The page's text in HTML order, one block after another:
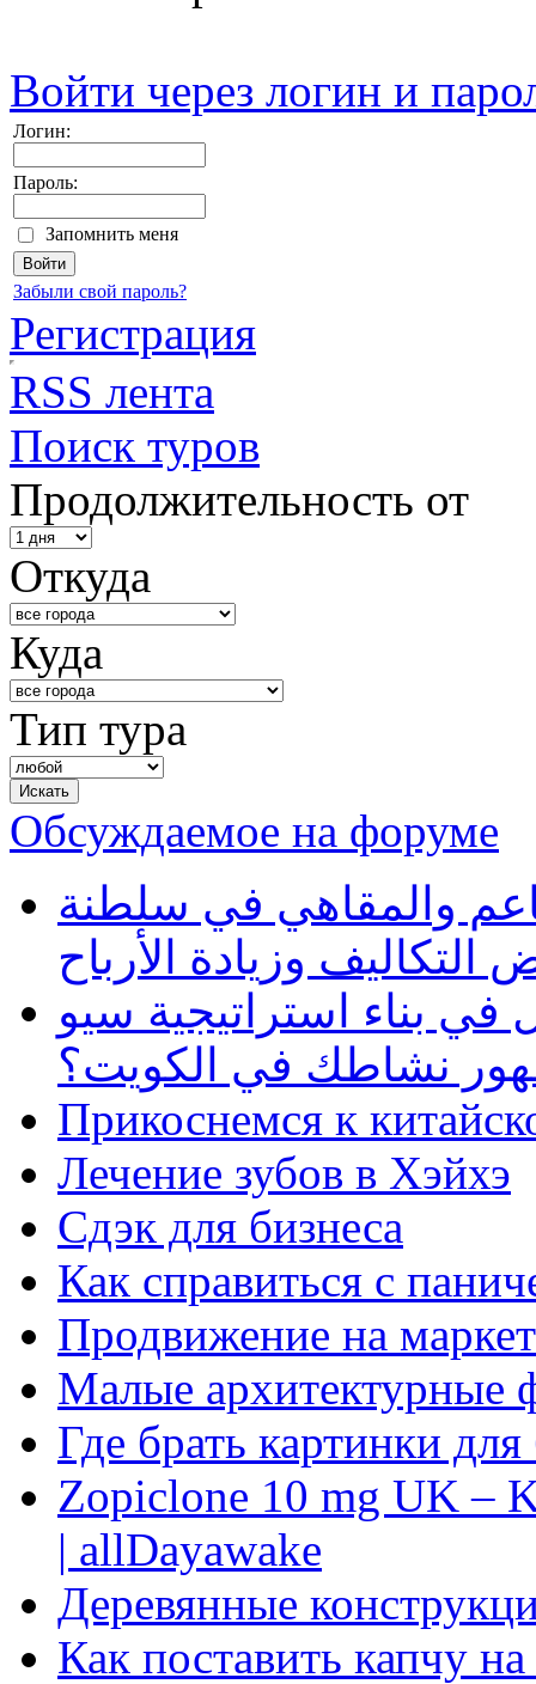
Войти через логин и
Логин:
Пароль:
Запомнить меня
Забыли свой пароль?
Регистрация
RSS лента
Поиск туров
Продолжительность от
Откуда
Куда
Тип тура
Обсуждаемое на форуме
والمقاهي في سلطنة
وزيادة الأرباح
بناء استراتيجية سيو
نشاطك في الكويت؟
Прикоснемся к
Лечение зубов в Хэйхэ
Сдэк для бизнеса
Как справиться с
Продвижение на
Малые архитектурные
Где брать картинки
Zopiclone 10 mg UK –
| allDayawake
Деревянные
Как поставить капчу